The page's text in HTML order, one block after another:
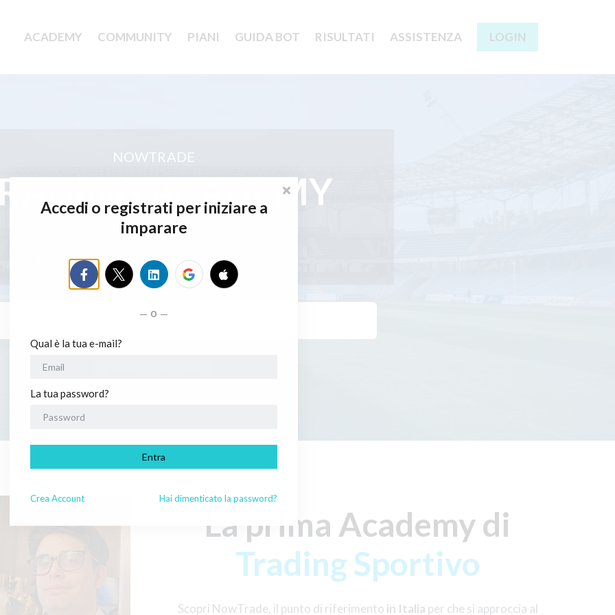
ACADEMY COMMUNITY PIANI GUIDA BOT RISULTATI ASSISTENZA LOGIN
NOWTRADE
ACADEMY
Diventa uno Sports Trader. Now.
La prima Academy di
Trading Sportivo
Scopri NowTrade, il punto di riferimento in Italia per che si approccia al
Accedi o registrati per iniziare a
imparare
o
Qual è la tua e-mail?
La tua password?
Entra
Crea Account Hai dimenticato la password?